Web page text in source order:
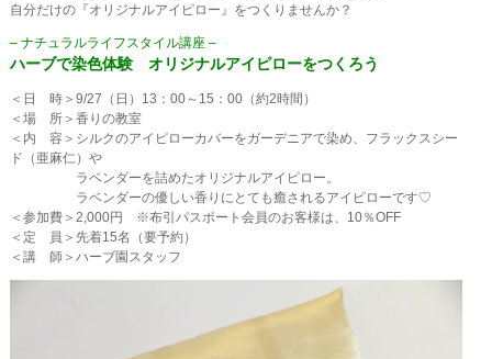
自分だけの『オリジナルアイピロー』をつくりませんか？
– ナチュラルライフスタイル講座 –
ハーブで染色体験 オリジナルアイピローをつくろう
＜日 時＞9/27（日）13：00～15：00（約2時間）
＜場 所＞香りの教室
＜内 容＞シルクのアイピローカバーをガーデニアで染め、フラックスシー
ド（亜麻仁）や
ラベンダーを詰めたオリジナルアイピロー。
ラベンダーの優しい香りにとても癒されるアイピローです♡
＜参加費＞2,000円 ※布引パスポート会員のお客様は、10％OFF
＜定 員＞先着15名（要予約）
＜講 師＞ハーブ園スタッフ